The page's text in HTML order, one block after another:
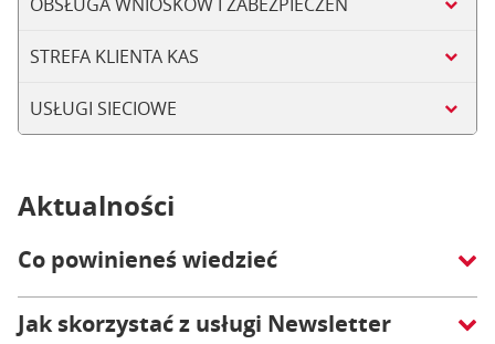
STREFA KLIENTA KAS
USŁUGI SIECIOWE
Aktualności
Co powinieneś wiedzieć
Jak skorzystać z usługi Newsletter